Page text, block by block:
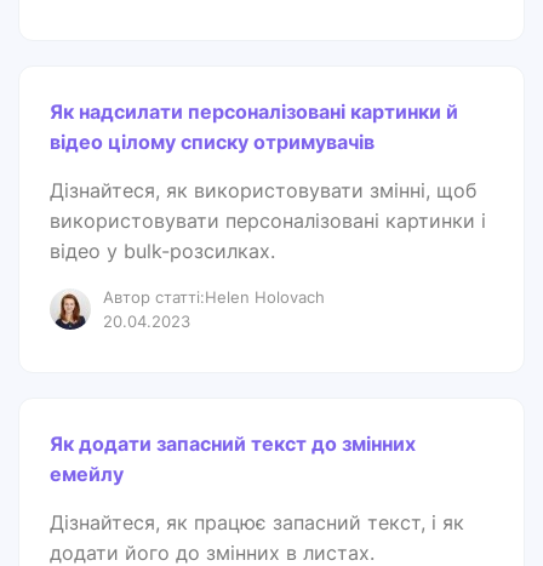
Як надсилати персоналізовані картинки й
відео цілому списку отримувачів
Дізнайтеся, як використовувати змінні, щоб
використовувати персоналізовані картинки і
відео у bulk-розсилках.
Автор статті:Helen Holovach
20.04.2023
Як додати запасний текст до змінних
емейлу
Дізнайтеся, як працює запасний текст, і як
додати його до змінних в листах.